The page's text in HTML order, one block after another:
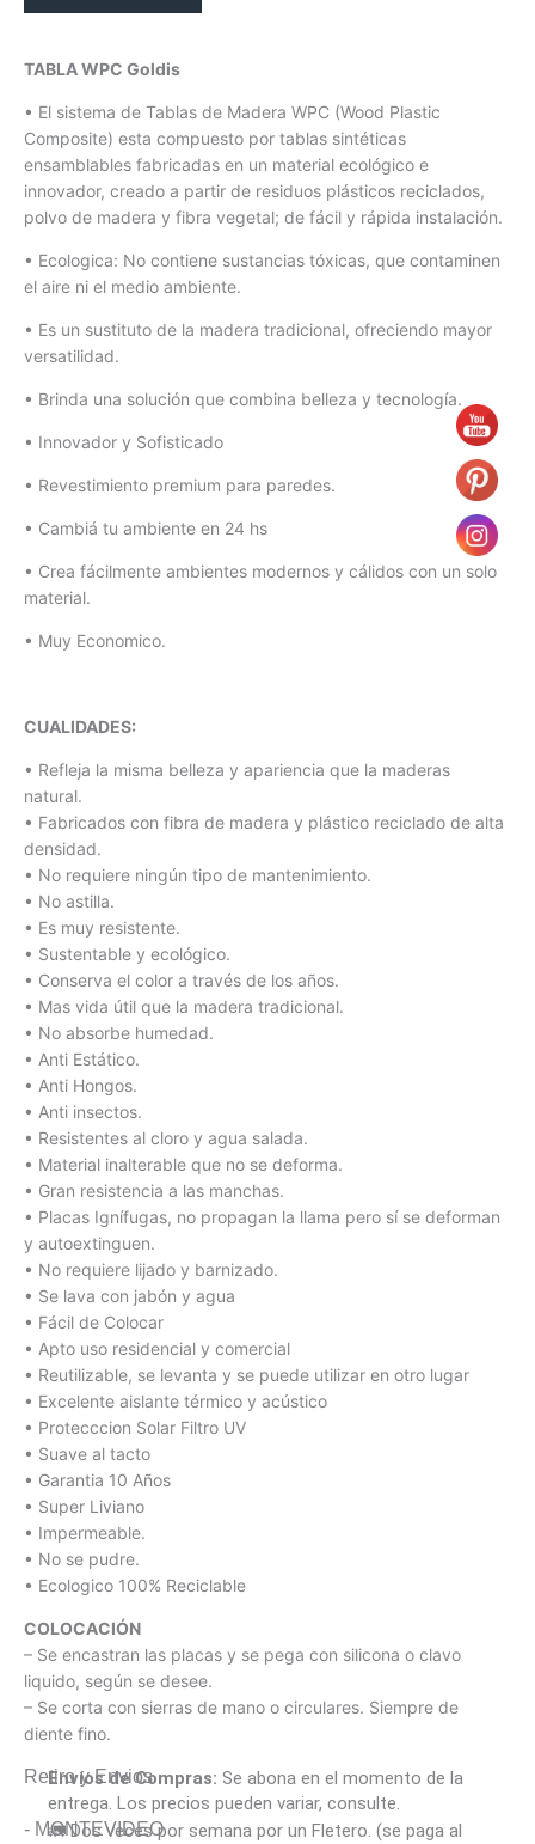
cantidad
TABLA WPC Goldis
• El sistema de Tablas de Madera WPC (Wood Plastic
Composite) esta compuesto por tablas sintéticas
ensamblables fabricadas en un material ecológico e
innovador, creado a partir de residuos plásticos reciclados,
polvo de madera y fibra vegetal; de fácil y rápida instalación.
• Ecologica: No contiene sustancias tóxicas, que contaminen
el aire ni el medio ambiente.
• Es un sustituto de la madera tradicional, ofreciendo mayor
versatilidad.
• Brinda una solución que combina belleza y tecnología.
• Innovador y Sofisticado
• Revestimiento premium para paredes.
• Cambiá tu ambiente en 24 hs
• Crea fácilmente ambientes modernos y cálidos con un solo
material.
• Muy Economico.
CUALIDADES:
• Refleja la misma belleza y apariencia que la maderas
natural.
• Fabricados con fibra de madera y plástico reciclado de alta
densidad.
• No requiere ningún tipo de mantenimiento.
• No astilla.
• Es muy resistente.
• Sustentable y ecológico.
• Conserva el color a través de los años.
• Mas vida útil que la madera tradicional.
• No absorbe humedad.
• Anti Estático.
• Anti Hongos.
• Anti insectos.
• Resistentes al cloro y agua salada.
• Material inalterable que no se deforma.
• Gran resistencia a las manchas.
• Placas Ignífugas, no propagan la llama pero sí se deforman
y autoextinguen.
• No requiere lijado y barnizado.
• Se lava con jabón y agua
• Fácil de Colocar
• Apto uso residencial y comercial
• Reutilizable, se levanta y se puede utilizar en otro lugar
• Excelente aislante térmico y acústico
• Protecccion Solar Filtro UV
• Suave al tacto
• Garantia 10 Años
• Super Liviano
• Impermeable.
• No se pudre.
• Ecologico 100% Reciclable
COLOCACIÓN
– Se encastran las placas y se pega con silicona o clavo
liquido, según se desee.
– Se corta con sierras de mano o circulares. Siempre de
diente fino.
Retiro y Envios
Envíos de Compras: Se abona en el momento de la
entrega. Los precios pueden variar, consulte.
- MONTEVIDEO
🚛 Dos veces por semana por un Fletero. (se paga al